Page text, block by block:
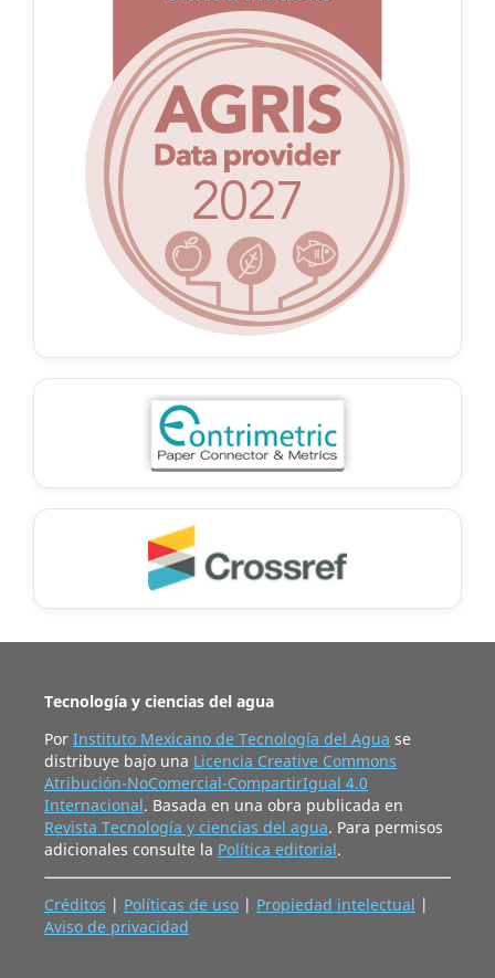
Tecnología y ciencias del agua
Por Instituto Mexicano de Tecnología del Agua se
distribuye bajo una Licencia Creative Commons
Atribución-NoComercial-CompartirIgual 4.0
Internacional. Basada en una obra publicada en
Revista Tecnología y ciencias del agua. Para permisos
adicionales consulte la Política editorial.
Créditos | Políticas de uso| Propiedad intelectual |
Aviso de privacidad